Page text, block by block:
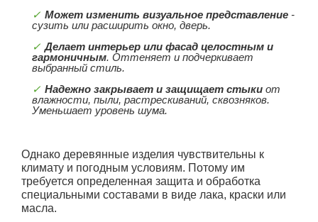
Может изменить визуальное представление -
сузить или расширить окно, дверь.
Делает интерьер или фасад целостным и
гармоничным. Оттеняет и подчеркивает
выбранный стиль.
Надежно закрывает и защищает стыки от
влажности, пыли, растрескиваний, сквозняков.
Уменьшает уровень шума.
Однако деревянные изделия чувствительны к
климату и погодным условиям. Потому им
требуется определенная защита и обработка
специальными составами в виде лака, краски или
масла.